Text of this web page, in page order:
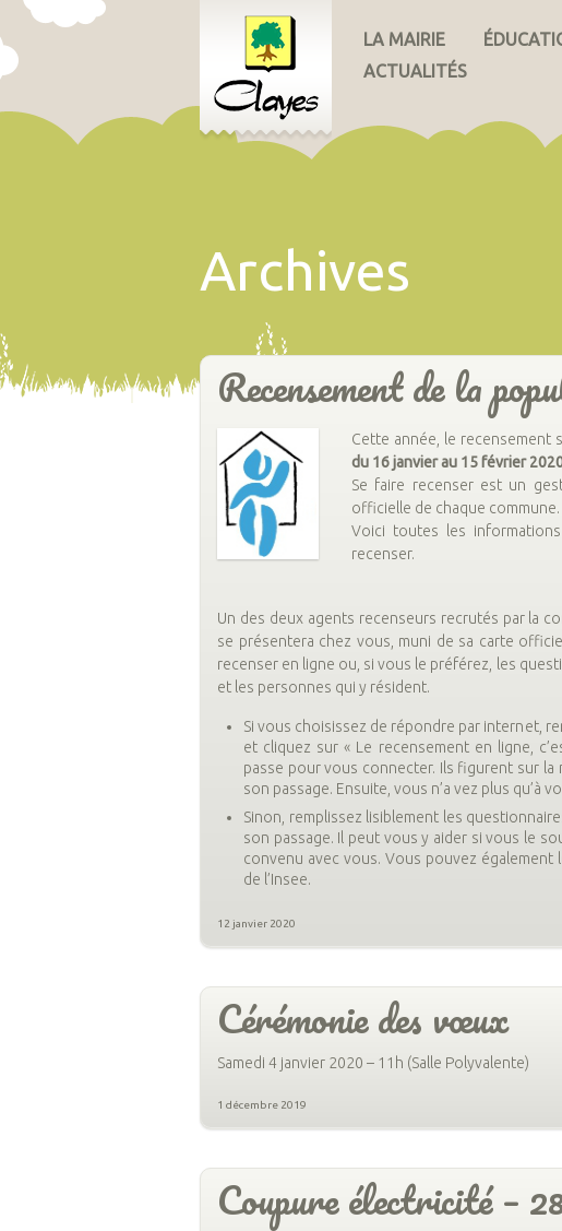
LA MAIRIE
ACTUALITÉS
Archives
Recensement de la
Cette année, le recensement
du 16 janvier au 15 février
Se faire recenser est un
officielle de chaque commune.
Voici toutes les
recenser.
Un des deux agents recenseurs recrutés par la
se présentera chez vous, muni de sa carte
recenser en ligne ou, si vous le préférez, les
et les personnes qui y résident.
Si vous choisissez de répondre par internet,
et cliquez sur « Le recensement en ligne,
passe pour vous connecter. Ils figurent sur la
son passage. Ensuite, vous n’a vez plus qu’à
Sinon, remplissez lisiblement les
son passage. Il peut vous y aider si vous le
convenu avec vous. Vous pouvez
de l’Insee.
12 janvier 2020
Cérémonie des vœux
Samedi 4 janvier 2020 – 11h (Salle Polyvalente)
1 décembre 2019
Coupure électricité –